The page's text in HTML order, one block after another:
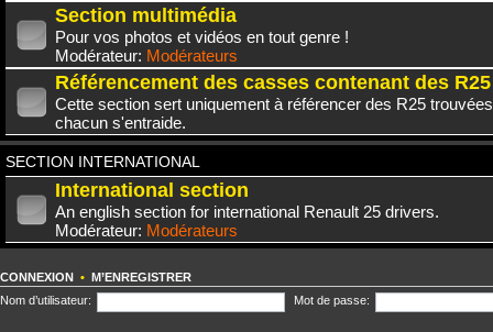
Section multimédia
Pour vos photos et vidéos en tout genre !
Modérateur: Modérateurs
Référencement des casses contenant des R25
Cette section sert uniquement à référencer des R25
chacun s'entraide.
SECTION INTERNATIONAL
International section
An english section for international Renault 25 drivers.
Modérateur: Modérateurs
CONNEXION • M’ENREGISTRER
Nom d’utilisateur:
Mot de passe: